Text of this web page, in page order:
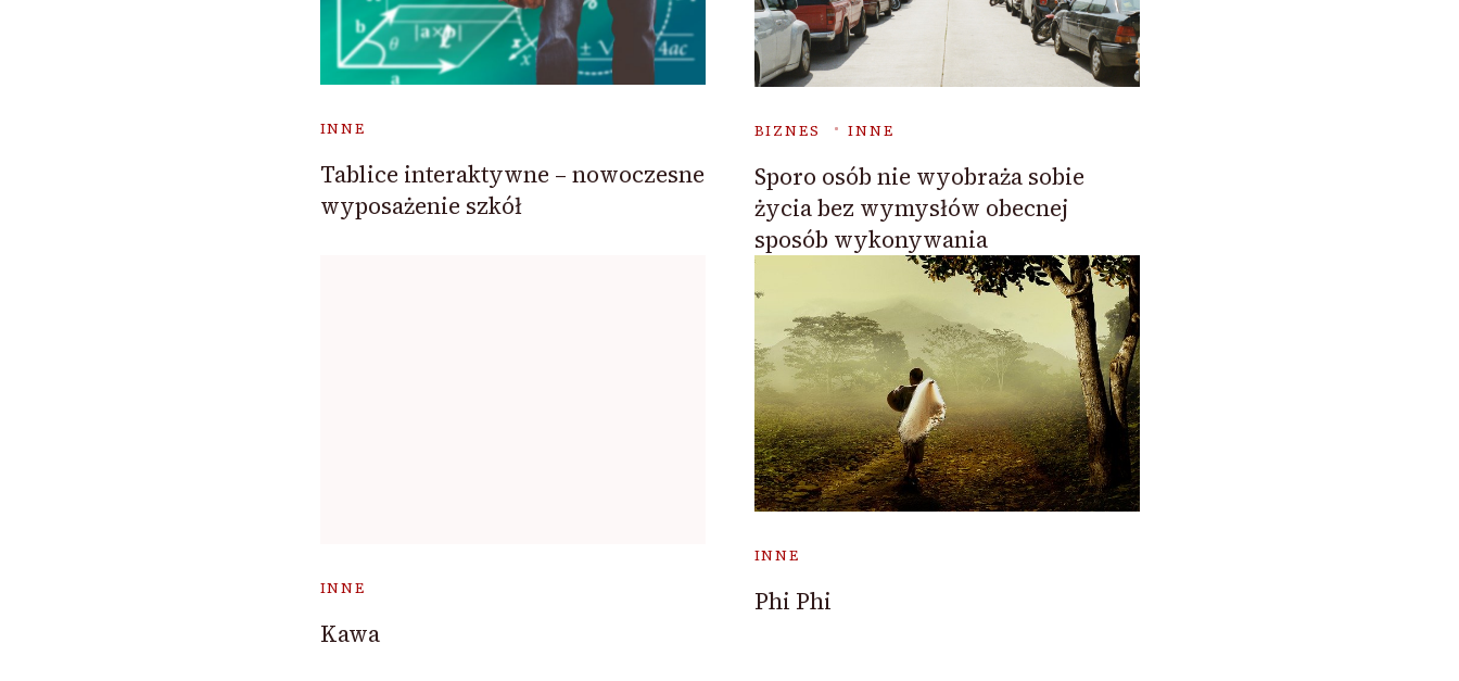
INNE
Tablice interaktywne – nowoczesne
wyposażenie szkół
BIZNES INNE
Sporo osób nie wyobraża sobie
życia bez wymysłów obecnej
sposób wykonywania
INNE
Kawa
INNE
Phi Phi